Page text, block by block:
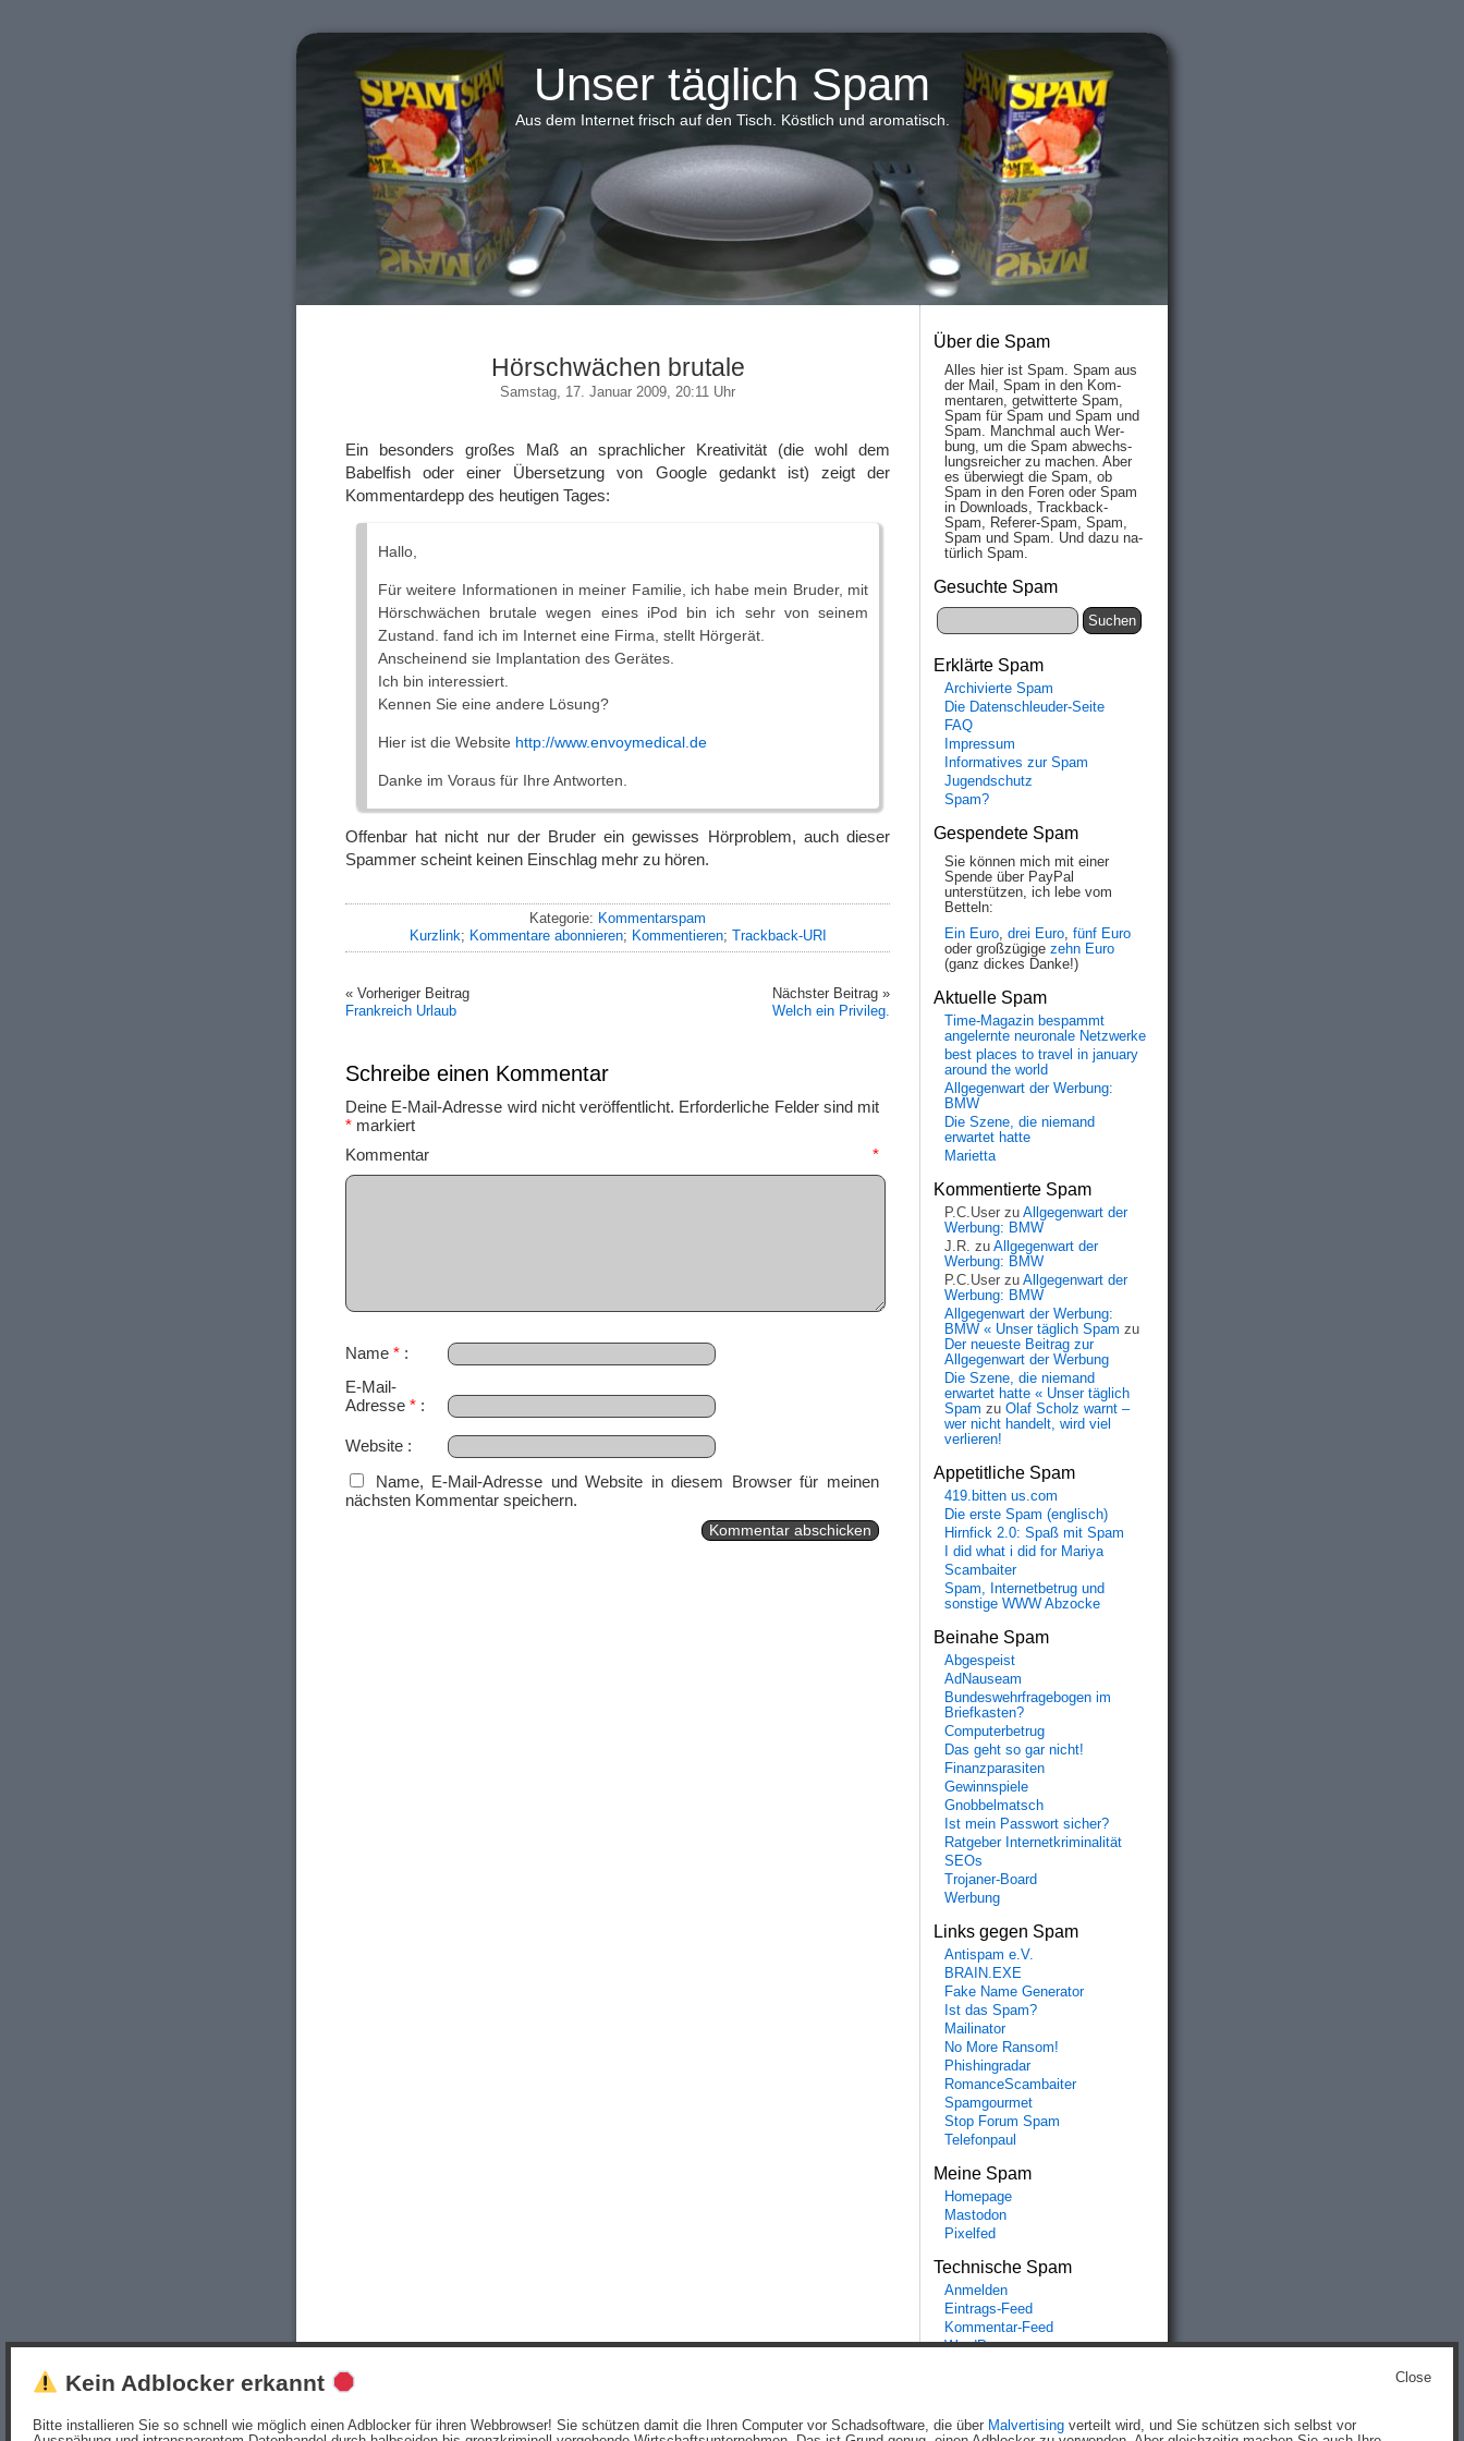
Unser täglich Spam
Aus dem Internet frisch auf den Tisch. Köstlich und aromatisch.
Hörschwächen brutale
Samstag, 17. Januar 2009, 20:11 Uhr
Ein besonders großes Maß an sprachlicher Kreativität (die wohl dem
Babelfish oder einer Übersetzung von Google gedankt ist) zeigt der
Kommentardepp des heutigen Tages:
Hallo,
Für weitere Informationen in meiner Familie, ich habe mein Bruder, mit
Hörschwächen brutale wegen eines iPod bin ich sehr von seinem
Zustand. fand ich im Internet eine Firma, stellt Hörgerät.
Anscheinend sie Implantation des Gerätes.
Ich bin interessiert.
Kennen Sie eine andere Lösung?
Hier ist die Website http://www.envoymedical.de
Danke im Voraus für Ihre Antworten.
Offenbar hat nicht nur der Bruder ein gewisses Hörproblem, auch dieser
Spammer scheint keinen Einschlag mehr zu hören.
Kategorie: Kommentarspam
Kurzlink; Kommentare abonnieren; Kommentieren; Trackback-URI
« Vorheriger Beitrag
Frankreich Urlaub
Nächster Beitrag »
Welch ein Privileg.
Schreibe einen Kommentar
Deine E-Mail-Adresse wird nicht veröffentlicht. Erforderliche Felder sind mit
* markiert
Kommentar *
Name *
E-Mail-
Adresse *
Website
Name, E-Mail-Adresse und Website in diesem Browser für meinen
nächsten Kommentar speichern.
Über die Spam
Alles hier ist Spam. Spam aus
der Mail, Spam in den Kom­
men­taren, ge­twit­ter­te Spam,
Spam für Spam und Spam und
Spam. Manch­mal auch Wer­
bung, um die Spam ab­wechs­
lungs­reich­er zu mach­en. Aber
es über­wiegt die Spam, ob
Spam in den Fo­ren oder Spam
in Down­loads, Track­back-
Spam, Re­fe­rer-Spam, Spam,
Spam und Spam. Und da­zu na­
tür­lich Spam.
Gesuchte Spam
Erklärte Spam
Archivierte Spam
Die Datenschleuder-Seite
FAQ
Impressum
Informatives zur Spam
Jugendschutz
Spam?
Gespendete Spam
Sie können mich mit einer
Spende über PayPal
unterstützen, ich lebe vom
Betteln:
Ein Euro, drei Euro, fünf Euro
oder großzügige zehn Euro
(ganz dickes Danke!)
Aktuelle Spam
Time-Magazin bespammt
angelernte neuronale Netzwerke
best places to travel in january
around the world
Allgegenwart der Werbung:
BMW
Die Szene, die niemand
erwartet hatte
Marietta
Kommentierte Spam
P.C.User zu Allgegenwart der
Werbung: BMW
J.R. zu Allgegenwart der
Werbung: BMW
P.C.User zu Allgegenwart der
Werbung: BMW
Allgegenwart der Werbung:
BMW « Unser täglich Spam zu
Der neueste Beitrag zur
Allgegenwart der Werbung
Die Szene, die niemand
erwartet hatte « Unser täglich
Spam zu Olaf Scholz warnt –
wer nicht handelt, wird viel
verlieren!
Appetitliche Spam
419.bitten us.com
Die erste Spam (englisch)
Hirnfick 2.0: Spaß mit Spam
I did what i did for Mariya
Scambaiter
Spam, Internetbetrug und
sonstige WWW Abzocke
Beinahe Spam
Abgespeist
AdNauseam
Bundeswehrfragebogen im
Briefkasten?
Computerbetrug
Das geht so gar nicht!
Finanzparasiten
Gewinnspiele
Gnobbelmatsch
Ist mein Passwort sicher?
Ratgeber Internetkriminalität
SEOs
Trojaner-Board
Werbung
Links gegen Spam
Antispam e.V.
BRAIN.EXE
Fake Name Generator
Ist das Spam?
Mailinator
No More Ransom!
Phishingradar
RomanceScambaiter
Spamgourmet
Stop Forum Spam
Telefonpaul
Meine Spam
Homepage
Mastodon
Pixelfed
Technische Spam
Anmelden
Eintrags-Feed
Kommentar-Feed
WordPress.org
Beiträge (RSS)undKommentare (RSS).
Close
Kein Adblocker erkannt
Bitte installieren Sie so schnell wie möglich einen Adblocker für ihren Webbrowser! Sie schützen damit die Ihren Computer vor Schadsoftware, die über Malvertising verteilt wird, und Sie schützen sich selbst vor